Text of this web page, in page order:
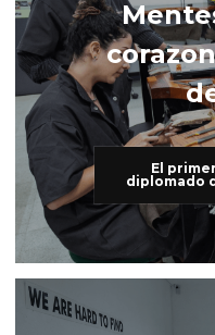
El
diplomado